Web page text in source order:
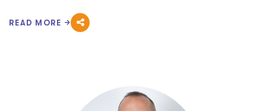
READ MORE